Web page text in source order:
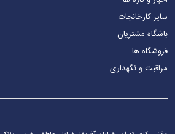
سایر کارخانجات
باشگاه مشتریان
فروشگاه ها
مراقبت و نگهداری